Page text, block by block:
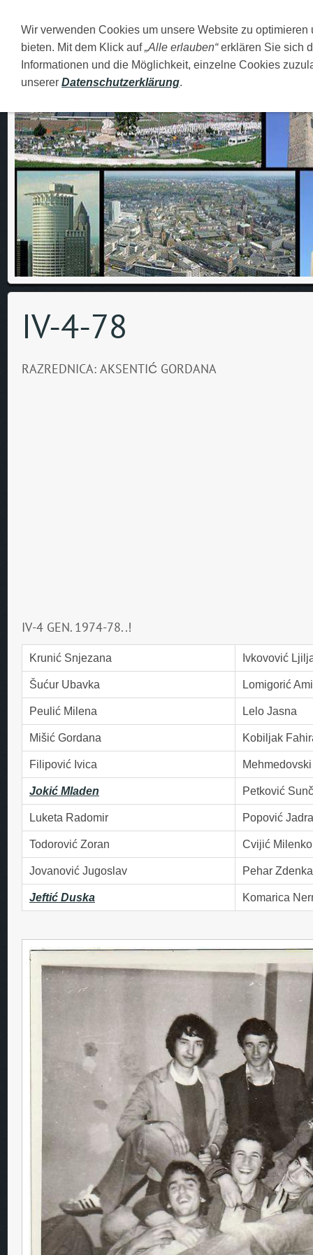
DEUTSCH O MENI FAMILIJA MOJI GRADOVI
IV-4-78
RAZREDNICA: AKSENTIĆ GORDANA
IV-4 GEN. 1974-78..!
Krunić Snjezana Ivkovović
Šućur Ubavka Lomigorić
Peulić Milena Lelo Jasna
Mišić Gordana Kobiljak
Filipović Ivica
Jokić Mladen Petković
Luketa Radomir Popović
Todorović Zoran Cvijić Milenko
Jovanović Jugoslav Pehar Zdenka
Jeftić Duska Komarica
Wir verwenden Cookies um unsere Website zu
bieten. Mit dem Klick auf„Alle erlauben“erklären Sie sich
Informationen und die Möglichkeit, einzelne Cookies
unserer Datenschutzerklärung.